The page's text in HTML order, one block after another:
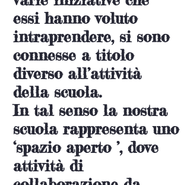
essi hanno voluto
intraprendere, si sono
connesse a titolo
diverso all’attività
della scuola.
In tal senso la nostra
scuola rappresenta uno
‘spazio aperto ’, dove
attività di